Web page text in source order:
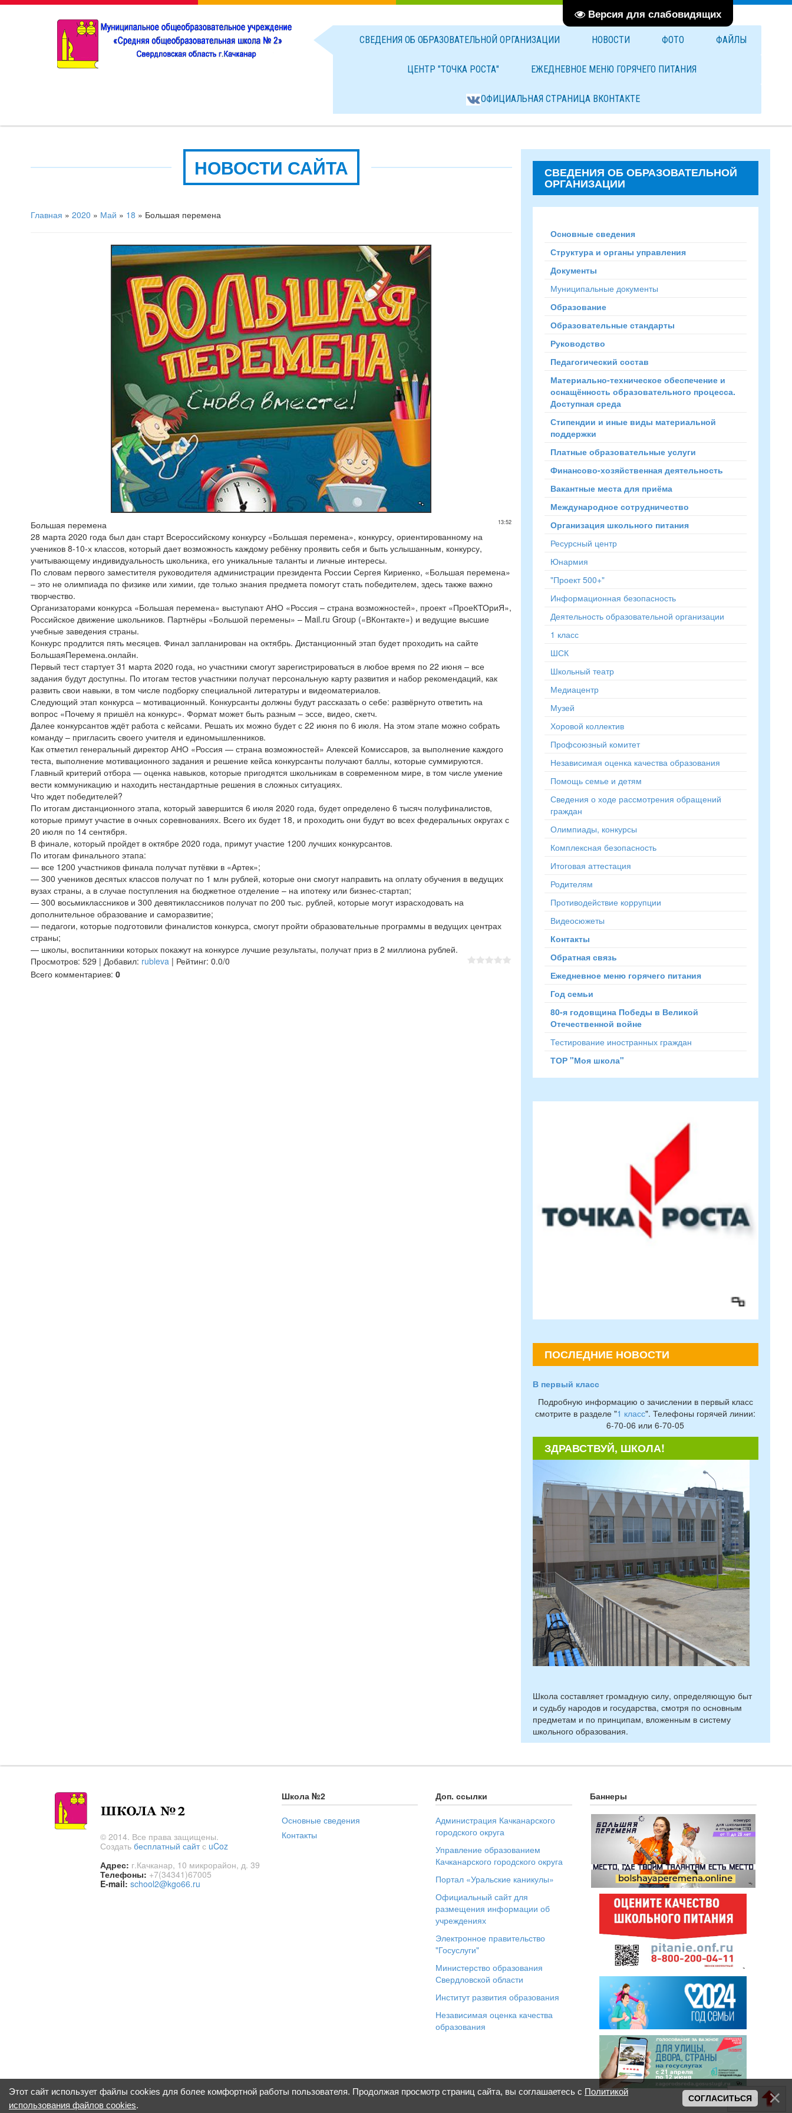
Версия для слабовидящих
СВЕДЕНИЯ ОБ ОБРАЗОВАТЕЛЬНОЙ ОРГАНИЗАЦИИ НОВОСТИ ФОТО ФАЙЛЫ
ЦЕНТР "ТОЧКА РОСТА" ЕЖЕДНЕВНОЕ МЕНЮ ГОРЯЧЕГО ПИТАНИЯ
ОФИЦИАЛЬНАЯ СТРАНИЦА ВКОНТАКТЕ
НОВОСТИ САЙТА
Главная » 2020 » Май » 18 » Большая перемена
13:52
Большая перемена
28 марта 2020 года был дан старт Всероссийскому конкурсу «Большая перемена», конкурсу, ориентированному на
учеников 8-10-х классов, который дает возможность каждому ребёнку проявить себя и быть услышанным, конкурсу,
учитывающему индивидуальность школьника, его уникальные таланты и личные интересы.
По словам первого заместителя руководителя администрации президента России Сергея Кириенко, «Большая перемена»
– это не олимпиада по физике или химии, где только знания предмета помогут стать победителем, здесь также важно
творчество.
Организаторами конкурса «Большая перемена» выступают АНО «Россия – страна возможностей», проект «ПроеКТОриЯ»,
Российское движение школьников. Партнёры «Большой перемены» – Mail.ru Group («ВКонтакте») и ведущие высшие
учебные заведения страны.
Конкурс продлится пять месяцев. Финал запланирован на октябрь. Дистанционный этап будет проходить на сайте
БольшаяПеремена.онлайн.
Первый тест стартует 31 марта 2020 года, но участники смогут зарегистрироваться в любое время по 22 июня – все
задания будут доступны. По итогам тестов участники получат персональную карту развития и набор рекомендаций, как
развить свои навыки, в том числе подборку специальной литературы и видеоматериалов.
Следующий этап конкурса – мотивационный. Конкурсанты должны будут рассказать о себе: развёрнуто ответить на
вопрос «Почему я пришёл на конкурс». Формат может быть разным – эссе, видео, скетч.
Далее конкурсантов ждёт работа с кейсами. Решать их можно будет с 22 июня по 6 июля. На этом этапе можно собрать
команду – пригласить своего учителя и единомышленников.
Как отметил генеральный директор АНО «Россия — страна возможностей» Алексей Комиссаров, за выполнение каждого
теста, выполнение мотивационного задания и решение кейса конкурсанты получают баллы, которые суммируются.
Главный критерий отбора — оценка навыков, которые пригодятся школьникам в современном мире, в том числе умение
вести коммуникацию и находить нестандартные решения в сложных ситуациях.
Что ждет победителей?
По итогам дистанционного этапа, который завершится 6 июля 2020 года, будет определено 6 тысяч полуфиналистов,
которые примут участие в очных соревнованиях. Всего их будет 18, и проходить они будут во всех федеральных округах с
20 июля по 14 сентября.
В финале, который пройдет в октябре 2020 года, примут участие 1200 лучших конкурсантов.
По итогам финального этапа:
— все 1200 участников финала получат путёвки в «Артек»;
— 300 учеников десятых классов получат по 1 млн рублей, которые они смогут направить на оплату обучения в ведущих
вузах страны, а в случае поступления на бюджетное отделение – на ипотеку или бизнес-стартап;
— 300 восьмиклассников и 300 девятиклассников получат по 200 тыс. рублей, которые могут израсходовать на
дополнительное образование и саморазвитие;
— педагоги, которые подготовили финалистов конкурса, смогут пройти образовательные программы в ведущих центрах
страны;
— школы, воспитанники которых покажут на конкурсе лучшие результаты, получат приз в 2 миллиона рублей.
Просмотров: 529 | Добавил: rubleva | Рейтинг: 0.0/0
Всего комментариев: 0
СВЕДЕНИЯ ОБ ОБРАЗОВАТЕЛЬНОЙ
ОРГАНИЗАЦИИ
Основные сведения
Структура и органы управления
Документы
Муниципальные документы
Образование
Образовательные стандарты
Руководство
Педагогический состав
Материально-техническое обеспечение и
оснащённость образовательного процесса.
Доступная среда
Стипендии и иные виды материальной
поддержки
Платные образовательные услуги
Финансово-хозяйственная деятельность
Вакантные места для приёма
Международное сотрудничество
Организация школьного питания
Ресурсный центр
Юнармия
"Проект 500+"
Информационная безопасность
Деятельность образовательной организации
1 класс
ШСК
Школьный театр
Медиацентр
Музей
Хоровой коллектив
Профсоюзный комитет
Независимая оценка качества образования
Помощь семье и детям
Сведения о ходе рассмотрения обращений
граждан
Олимпиады, конкурсы
Комплексная безопасность
Итоговая аттестация
Родителям
Противодействие коррупции
Видеосюжеты
Контакты
Обратная связь
Ежедневное меню горячего питания
Год семьи
80-я годовщина Победы в Великой
Отечественной войне
Тестирование иностранных граждан
ТОР "Моя школа"
ПОСЛЕДНИЕ НОВОСТИ
В первый класс
Подробную информацию о зачислении в первый класс
смотрите в разделе "1 класс". Телефоны горячей линии:
6-70-06 или 6-70-05
ЗДРАВСТВУЙ, ШКОЛА!
Школа составляет громадную силу, определяющую быт
и судьбу народов и государства, смотря по основным
предметам и по принципам, вложенным в систему
школьного образования.
© 2014. Все права защищены.
Создать бесплатный сайтс uCoz
Адрес: г.Качканар, 10 микрорайон, д. 39
Телефоны: +7(34341)67005
E-mail: school2@kgo66.ru
Школа №2
Основные сведения
Контакты
Доп. ссылки
Администрация Качканарского
городского округа
Управление образованием
Качканарского городского округа
Портал «Уральские каникулы»
Официальный сайт для
размещения информации об
учреждениях
Электронное правительство
"Госуслуги"
Министерство образования
Свердловской области
Институт развития образования
Независимая оценка качества
образования
Баннеры
Вверх
Этот сайт использует файлы cookies для более комфортной работы пользователя. Продолжая просмотр страниц сайта, вы соглашаетесь с Политикой
использования файлов cookies.
СОГЛАСИТЬСЯ